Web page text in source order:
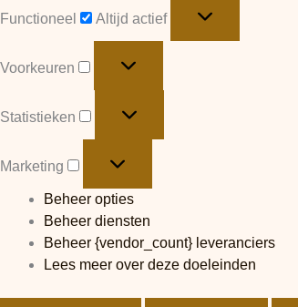
Functioneel Altijd actief
Voorkeuren
Statistieken
Marketing
Beheer opties
Beheer diensten
Beheer {vendor_count} leveranciers
Lees meer over deze doeleinden